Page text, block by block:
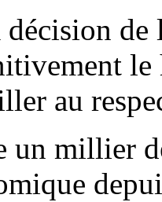
au
un millier